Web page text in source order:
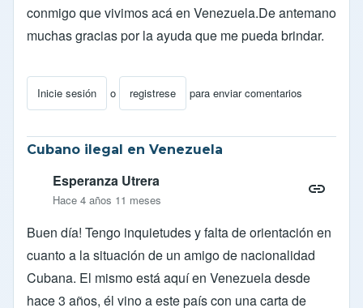
conmigo que vivimos acá en Venezuela.De antemano
muchas gracias por la ayuda que me pueda brindar.
Inicie sesión o registrese para enviar comentarios
Cubano ilegal en Venezuela
Esperanza Utrera
Hace 4 años 11 meses
Buen día! Tengo inquietudes y falta de orientación en
cuanto a la situación de un amigo de nacionalidad
Cubana. El mismo está aquí en Venezuela desde
hace 3 años, él vino a este país con una carta de